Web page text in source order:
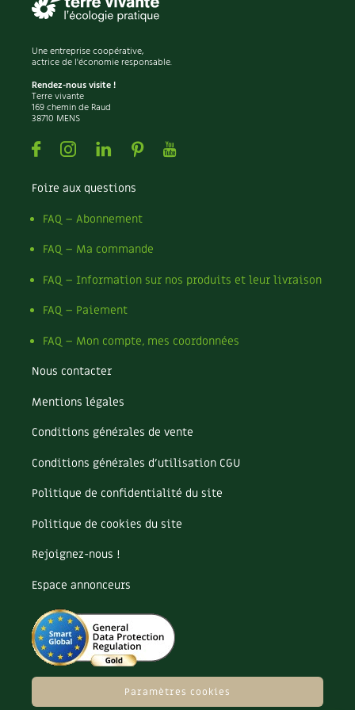
Recettes végétariennes et vegan
Habitat écologique
Conception et gros oeuvre
Entretien de la maison
Décoration et petit bricolage
Santé et bien-être
Soins et cosmétiques au naturel
Société et alternatives
Vivre l’écologie
Enfants
Actions pour la planète
Les 4 saisons
Trucs & astuces
Expés
Trocs & petites annonces
Liste des pépiniéristes
Mieux consommer
Une entreprise coopérative,
actrice de l'économie responsable.
Rendez-nous visite !
Terre vivante
169 chemin de Raud
38710 MENS
FacebookInstagramLinkedin
PinterestYoutube
Foire aux questions
FAQ – Abonnement
FAQ – Ma commande
FAQ – Information sur nos produits et leur livraison
FAQ – Paiement
FAQ – Mon compte, mes coordonnées
Nous contacter
Mentions légales
Conditions générales de vente
Conditions générales d’utilisation CGU
Politique de confidentialité du site
Politique de cookies du site
Rejoignez-nous !
Espace annonceurs
Paramètres cookies